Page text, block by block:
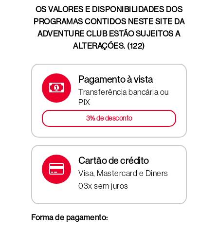
OS VALORES E DISPONIBILIDADES DOS
PROGRAMAS CONTIDOS NESTE SITE DA
ADVENTURE CLUB ESTÃO SUJEITOS A
ALTERAÇÕES. (122)
Pagamento à vista
Transferência bancária ou
PIX
3% de desconto
Cartão de crédito
Visa, Mastercard e Diners
03x sem juros
Forma de pagamento: